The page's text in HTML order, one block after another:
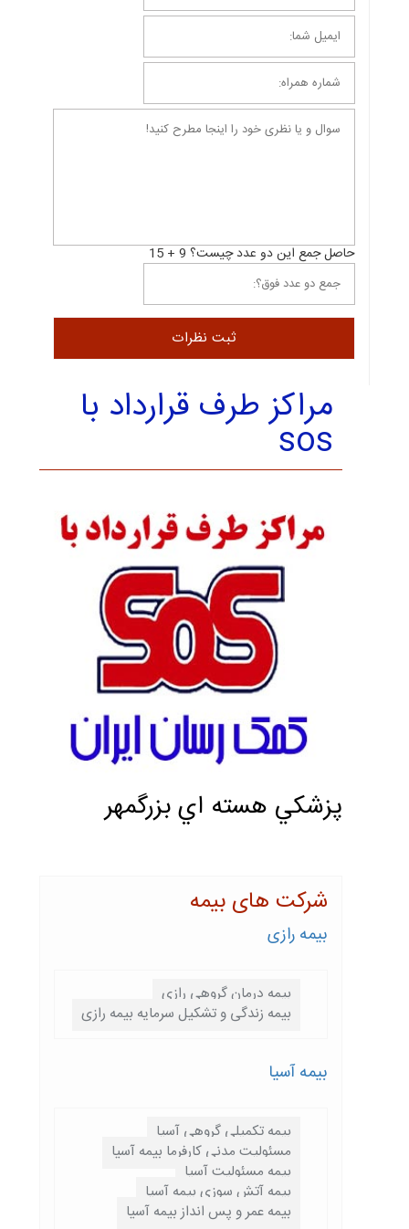
حاصل جمع این دو عدد چیست؟ 9 + 15
مراکز طرف قرارداد با
sos
پزشكي هسته اي بزرگمهر
شرکت های بیمه
بیمه رازی
بیمه درمان گروهی رازی
بیمه زندگی و تشکیل سرمایه بیمه رازی
بیمه آسیا
بیمه تکمیلی گروهی آسیا
مسئولیت مدنی کارفرما بیمه آسیا
بیمه مسئولیت آسیا
بیمه آتش سوزی بیمه آسیا
بیمه عمر و پس انداز بیمه آسیا